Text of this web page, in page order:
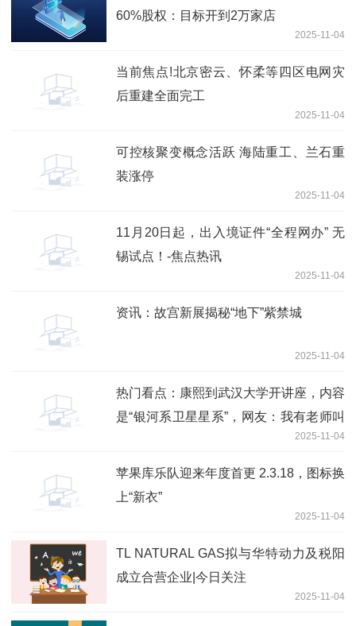
60%股权：目标开到2万家店
2025-11-04
当前焦点!北京密云、怀柔等四区电网灾
后重建全面完工
2025-11-04
可控核聚变概念活跃 海陆重工、兰石重
装涨停
2025-11-04
11月20日起，出入境证件“全程网办” 无
锡试点！-焦点热讯
2025-11-04
资讯：故宫新展揭秘“地下”紫禁城
2025-11-04
热门看点：康熙到武汉大学开讲座，内容
是“银河系卫星星系”，网友：我有老师叫
2025-11-04
苹果库乐队迎来年度首更 2.3.18，图标换
上“新衣”
2025-11-04
TL NATURAL GAS拟与华特动力及税阳
成立合营企业|今日关注
2025-11-04